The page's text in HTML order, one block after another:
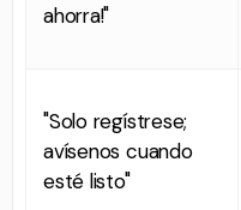
ahorra!"
"Solo regístrese;
avísenos cuando
esté listo"